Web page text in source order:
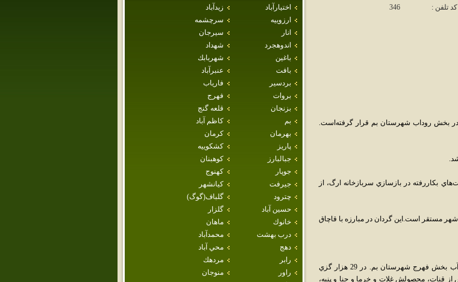
اختيارآباد
زيدآباد
ارزوييه
سرچشمه
انار
سيرجان
اندوهجرد
شهداد
باغين
شهربابك
بافت
عنبرآباد
بردسير
فارياب
بروات
فهرج
بزنجان
قلعه گنج
بم
كاظم آباد
بهرمان
كرمان
پاريز
كشكوييه
جبالبارز
كوهبنان
جوپار
كهنوج
جيرفت
كيانشهر
چترود
گلباف(گوگ)
حسين آباد
گلزار
خانوك
ماهان
درب بهشت
محمدآباد
دهج
محي آباد
رابر
مردهك
راور
منوجان
کد تلفن :
346
بخش روداب شهرستان بم قرار گرفته‌است.
خورشيدي ويران شد، خشت‌هاي بکاررفته در بازسازي سربازخانه ارگ، از
نظام‌شهر مستقر است.اين گردان در مبارزه با قاچاق
فرهنگ جغرافيائي ايران ج 8 مي‌نويسد: نظام‌آباد دهي است از دهستان رودآب بخش فهرج شهرستان بم. در 29 هزار گزي
است و 505 نفر سکنه دارد. آبش از قنات، محصولش غلات و خرما و حنا و پنبه،